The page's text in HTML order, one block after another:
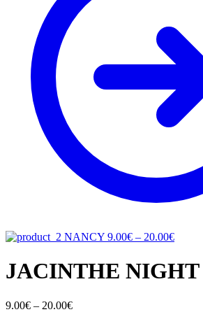
NANCY 9.00€ – 20.00€Price
9.00€
through
JACINTHE NIGHT
9.00€ – 20.00€Price